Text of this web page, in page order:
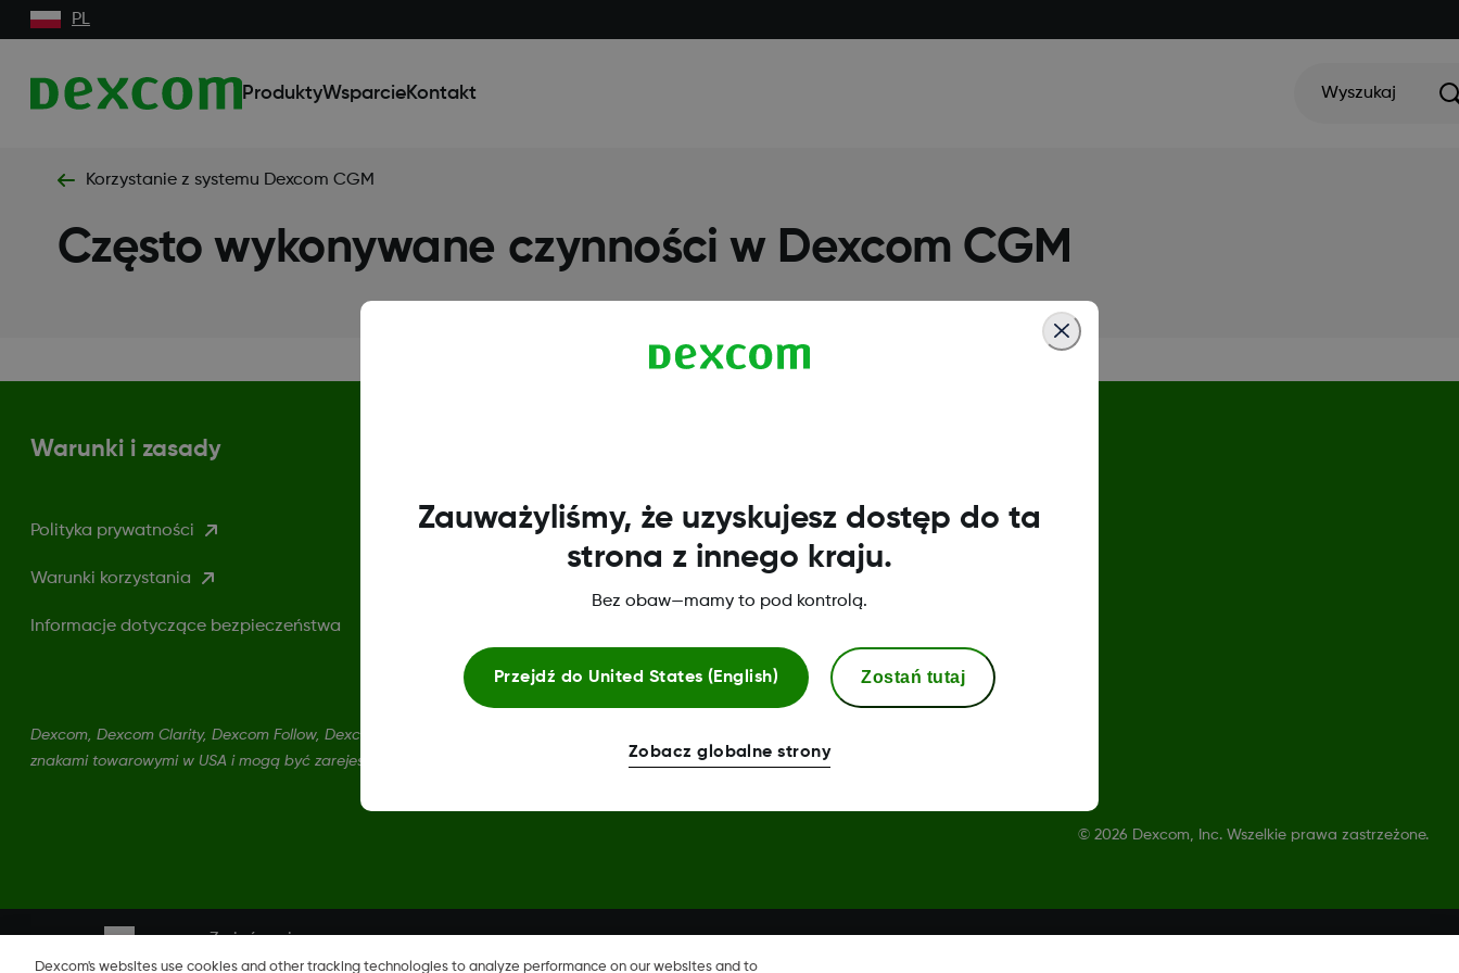
PL
ProduktyWsparcieKontakt Wyszukaj
Korzystanie z systemu Dexcom CGM
Często wykonywane czynności w Dexcom CGM
Warunki i zasady
Polityka prywatności
Warunki korzystania
Informacje dotyczące bezpieczeństwa
Centrum uwierzytelniania
Deklaracja zgodności
Dexcom, Dexcom Clarity, Dexcom Follow, Dexcom One, Dexcom Share, Share są zastrzeżonymi
znakami towarowymi w USA i mogą być zarejestrowane w innych krajach.
© 2026 Dexcom, Inc. Wszelkie prawa zastrzeżone.
Zmień region
Dexcom's websites use cookies and other tracking technologies to analyze performance on our websites and to
Zauważyliśmy, że uzyskujesz dostęp do ta
strona z innego kraju.
Bez obaw—mamy to pod kontrolą.
Przejdź do United States (English) Zostań tutaj
Zobacz globalne strony